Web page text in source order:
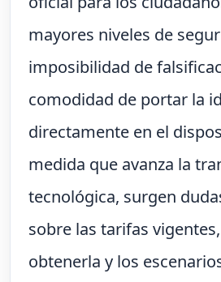
mayores niveles de
imposibilidad de
comodidad de portar la
directamente en el
medida que avanza la
tecnológica, surgen
sobre las tarifas
obtenerla y los